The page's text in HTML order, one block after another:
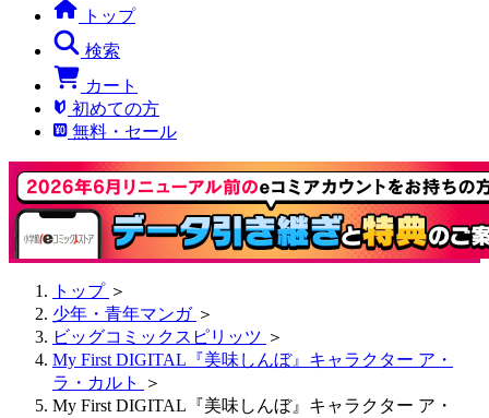
トップ
検索
カート
初めての方
無料・セール
トップ ＞
少年・青年マンガ ＞
ビッグコミックスピリッツ ＞
My First DIGITAL『美味しんぼ』キャラクター ア・
ラ・カルト
＞
My First DIGITAL『美味しんぼ』キャラクター ア・